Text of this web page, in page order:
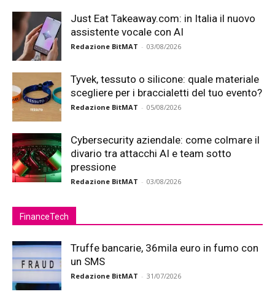
Just Eat Takeaway.com: in Italia il nuovo
assistente vocale con AI
Redazione BitMAT - 03/08/2026
Tyvek, tessuto o silicone: quale materiale
scegliere per i braccialetti del tuo evento?
Redazione BitMAT - 05/08/2026
Cybersecurity aziendale: come colmare il
divario tra attacchi AI e team sotto
pressione
Redazione BitMAT - 03/08/2026
FinanceTech
Truffe bancarie, 36mila euro in fumo con
un SMS
Redazione BitMAT - 31/07/2026